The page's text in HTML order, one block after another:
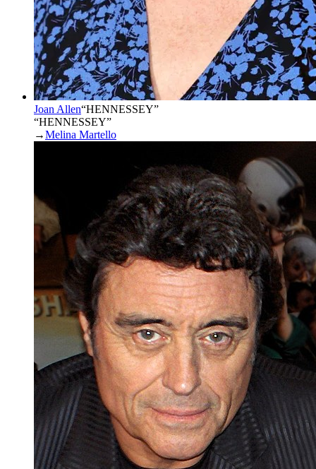
Joan Allen“HENNESSEY”
“HENNESSEY”
→Melina Martello